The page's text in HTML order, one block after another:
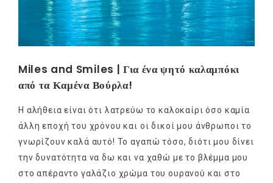
Miles and Smiles | Για ένα ψητό καλαμπόκι
από τα Καμένα Βούρλα!
Η αλήθεια είναι ότι λατρεύω το καλοκαίρι όσο καμία
άλλη εποχή του χρόνου και οι δικοί μου άνθρωποι το
γνωρίζουν καλά αυτό! Το αγαπώ τόσο, διότι μου δίνει
την δυνατότητα να δω και να χαθώ με το βλέμμα μου
στο απέραντο γαλάζιο χρώμα του ουρανού και στο